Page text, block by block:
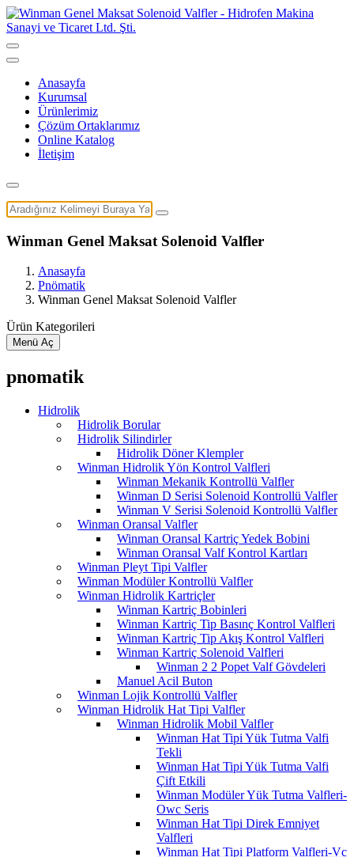
Anasayfa
Kurumsal
Ürünlerimiz
Çözüm Ortaklarımız
Online Katalog
İletişim
Winman Genel Maksat Solenoid Valfler
Anasayfa
Pnömatik
Winman Genel Maksat Solenoid Valfler
Ürün Kategorileri
Menü Aç
pnomatik
Hidrolik
Hidrolik Borular
Hidrolik Silindirler
Hidrolik Döner Klempler
Winman Hidrolik Yön Kontrol Valfleri
Winman Mekanik Kontrollü Valfler
Winman D Serisi Solenoid Kontrollü Valfler
Winman V Serisi Solenoid Kontrollü Valfler
Winman Oransal Valfler
Winman Oransal Kartriç Yedek Bobini
Winman Oransal Valf Kontrol Kartları
Winman Pleyt Tipi Valfler
Winman Modüler Kontrollü Valfler
Winman Hidrolik Kartriçler
Winman Kartriç Bobinleri
Winman Kartriç Tip Basınç Kontrol Valfleri
Winman Kartriç Tip Akış Kontrol Valfleri
Winman Kartriç Solenoid Valfleri
Winman 2 2 Popet Valf Gövdeleri
Manuel Acil Buton
Winman Lojik Kontrollü Valfler
Winman Hidrolik Hat Tipi Valfler
Winman Hidrolik Mobil Valfler
Winman Hat Tipi Yük Tutma Valfi
Tekli
Winman Hat Tipi Yük Tutma Valfi
Çift Etkili
Winman Modüler Yük Tutma Valfleri-
Owc Seris
Winman Hat Tipi Direk Emniyet
Valfleri
Winman Hat Tipi Platform Valfleri-Vc